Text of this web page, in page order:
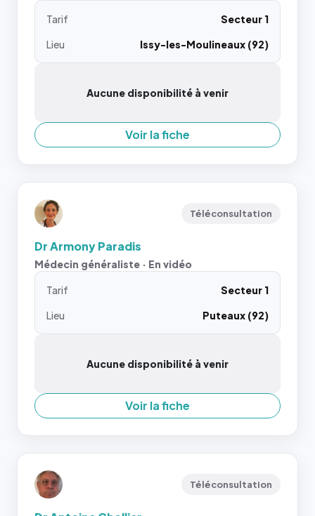
Tarif
Secteur 1
Lieu
Issy-les-Moulineaux (92)
Aucune disponibilité à venir
Voir la fiche
Téléconsultation
Dr Armony Paradis
Médecin généraliste · En vidéo
Tarif
Secteur 1
Lieu
Puteaux (92)
Aucune disponibilité à venir
Voir la fiche
Téléconsultation